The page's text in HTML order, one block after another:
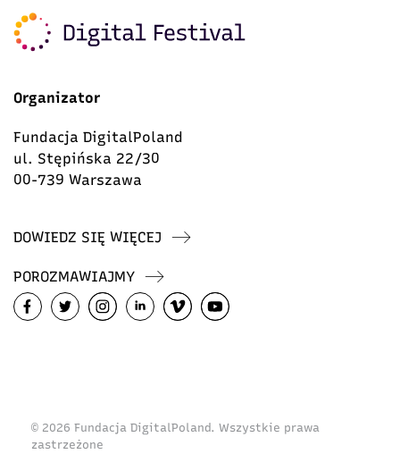
Organizator
Fundacja DigitalPoland
ul. Stępińska 22/30
00-739 Warszawa
DOWIEDZ SIĘ WIĘCEJ
POROZMAWIAJMY
© 2026 Fundacja DigitalPoland. Wszystkie prawa
zastrzeżone